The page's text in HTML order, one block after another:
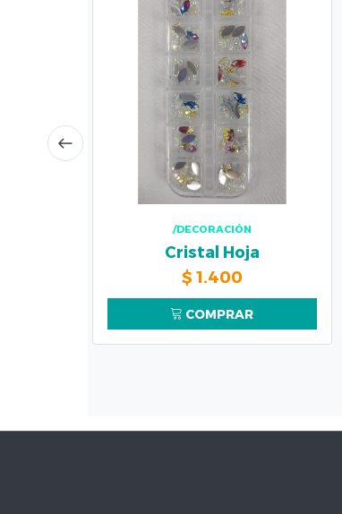
/DECORACIÓN
Cristal Hoja
$ 1.400
COMPRAR